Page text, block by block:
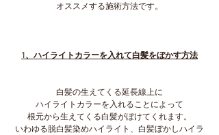
オススメする施術方法です。
1、ハイライトカラーを入れて白髪をぼかす方法
白髪の生えてくる延長線上に
ハイライトカラーを入れることによって
根元から生えてくる白髪がぼけてくれます。
いわゆる脱白髪染めハイライト、白髪ぼかしハイラ